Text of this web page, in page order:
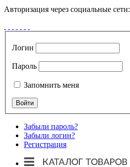
Авторизация через социальные сети:
Логин
Пароль
Запомнить меня
Забыли пароль?
Забыли логин?
Регистрация